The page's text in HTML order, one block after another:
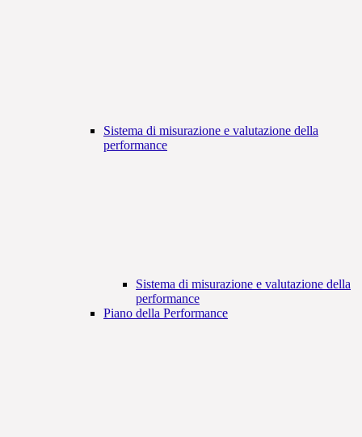
Sistema di misurazione e valutazione della
performance
Sistema di misurazione e valutazione della
performance
Piano della Performance